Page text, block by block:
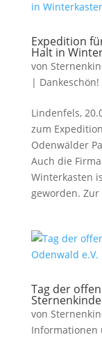
Expedition
Halt in
von
| Dankeschön!
Lindenfels,
zum
Odenwälder
Auch die
Winterkasten
geworden.
Tag der
von
Informationen